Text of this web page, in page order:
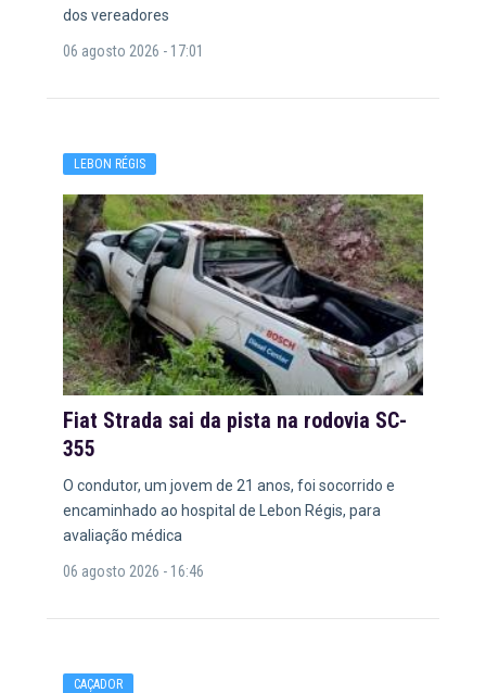
dos vereadores
06 agosto 2026 - 17:01
LEBON RÉGIS
Fiat Strada sai da pista na rodovia SC-
355
O condutor, um jovem de 21 anos, foi socorrido e
encaminhado ao hospital de Lebon Régis, para
avaliação médica
06 agosto 2026 - 16:46
CAÇADOR